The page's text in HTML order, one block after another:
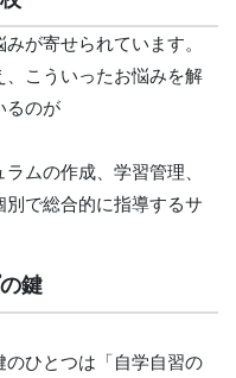
が寄せられています。
こういったお悩みを解
るのが
ムの作成、学習管理、
で総合的に指導するサ
鍵
ひとつは「自学自習の